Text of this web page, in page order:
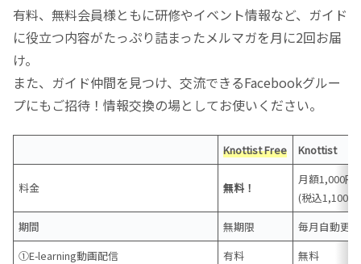
有料、無料会員様ともに研修やイベント情報など、ガイド
に役立つ内容がたっぷり詰まったメルマガを月に2回お届
け。
また、ガイド仲間を見つけ、交流できるFacebookグルー
プにもご招待！情報交換の場としてお使いください。
Knottist Free Knottist
料金 無料！
月額1,000円
(税込1,100
期間
無期限
毎月自動更新
①E-learning動画配信
有料
無料